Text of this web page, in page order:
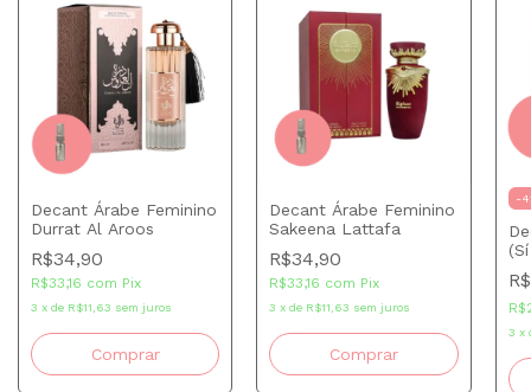
Decant Árabe Feminino
Durrat Al Aroos
R$34,90
R$33,16 com Pix
3 x de R$11,63 sem juros
Comprar
Decant Árabe Feminino
Sakeena Lattafa
R$34,90
R$33,16 com Pix
3 xde R$11,63 sem juros
Comprar
-
3 x